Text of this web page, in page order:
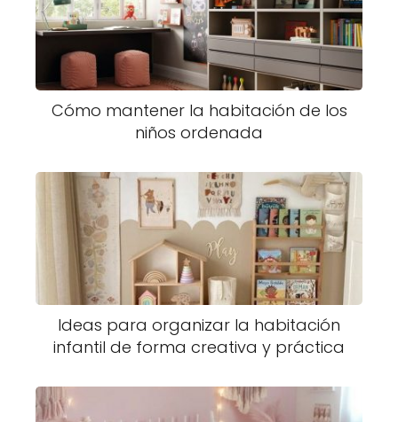
Cómo mantener la habitación de los
niños ordenada
Ideas para organizar la habitación
infantil de forma creativa y práctica